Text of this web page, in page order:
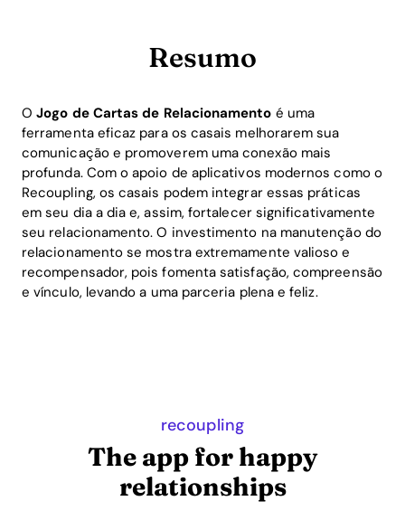
Resumo
OJogo de Cartas de Relacionamento é uma
ferramenta eficaz para os casais melhorarem sua
comunicação e promoverem uma conexão mais
profunda. Com o apoio de aplicativos modernos como o
Recoupling, os casais podem integrar essas práticas
em seu dia a dia e, assim, fortalecer significativamente
seu relacionamento. O investimento na manutenção do
relacionamento se mostra extremamente valioso e
recompensador, pois fomenta satisfação, compreensão
e vínculo, levando a uma parceria plena e feliz.
recoupling
The app for happy
relationships